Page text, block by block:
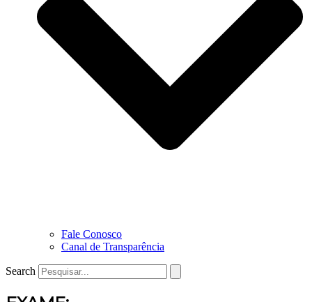
Fale Conosco
Canal de Transparência
Search